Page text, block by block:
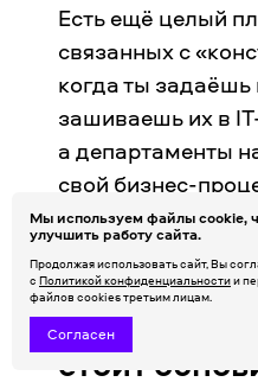
Есть ещё целый
связанных с
когда ты
зашиваешь их в
а департаменты
свой бизнес-
отдельного
Срок
когда
стоит
Мы используем файлы cookie,
улучшить работу сайта.
Продолжая использовать сайт, Вы
с Политикой конфиденциальностии
файлов cookies третьим лицам.
Согласен